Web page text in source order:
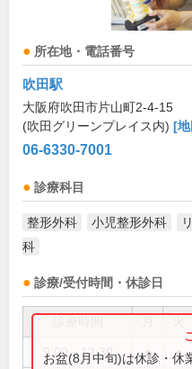
所在地・電話番号
吹田駅
大阪府吹田市片山町2-4-15
(吹田グリーンプレイス内) [
06-6330-7001
診療科目
整形外科 小児整形外科
科
診療/受付時間・休診日
9:00～12:30 ● ●
お盆(8月中旬)は休診・休